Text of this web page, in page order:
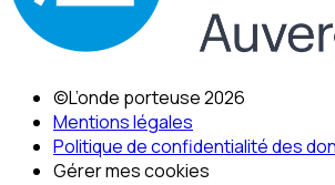
©L’onde porteuse 2026
Mentions légales
Politique de confidentialité des
Gérer mes cookies